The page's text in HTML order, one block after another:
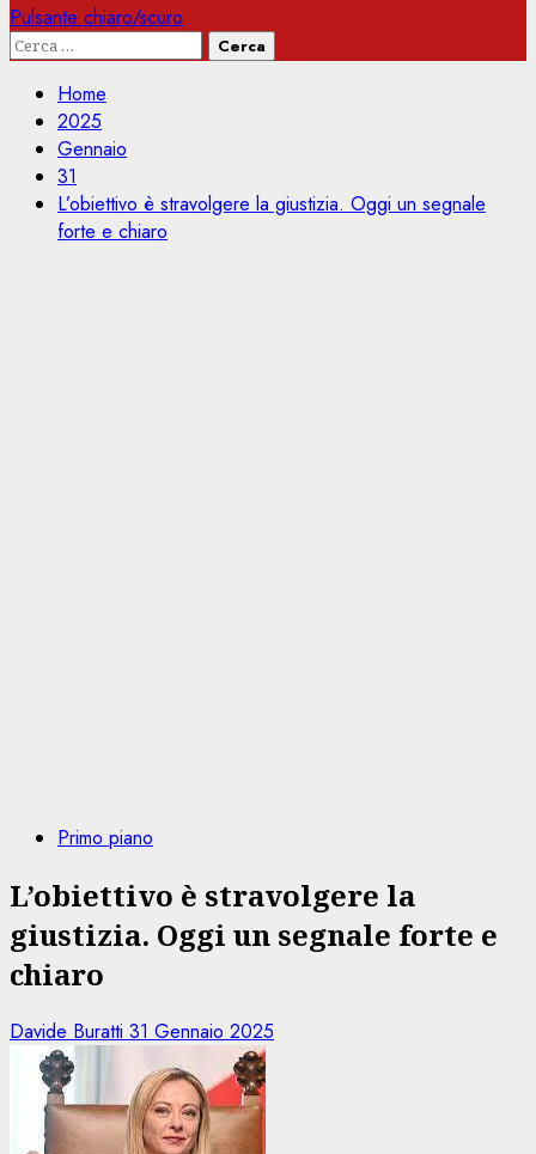
Pulsante chiaro/scuro
Ricerca
Home
2025
Gennaio
31
L’obiettivo è stravolgere la giustizia. Oggi un segnale
forte e chiaro
Primo piano
L’obiettivo è stravolgere la
giustizia. Oggi un segnale forte e
chiaro
Davide Buratti 31 Gennaio 2025